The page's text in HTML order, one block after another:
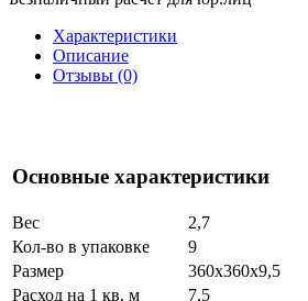
Характеристики
Описание
Отзывы (0)
Основные характеристики
Вес
2,7
Кол-во в упаковке
9
Размер
360х360х9,5
Расход на 1 кв. м
7,5